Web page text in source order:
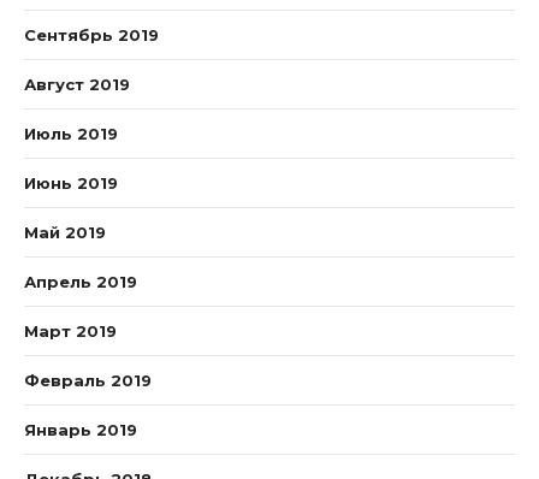
Сентябрь 2019
Август 2019
Июль 2019
Июнь 2019
Май 2019
Апрель 2019
Март 2019
Февраль 2019
Январь 2019